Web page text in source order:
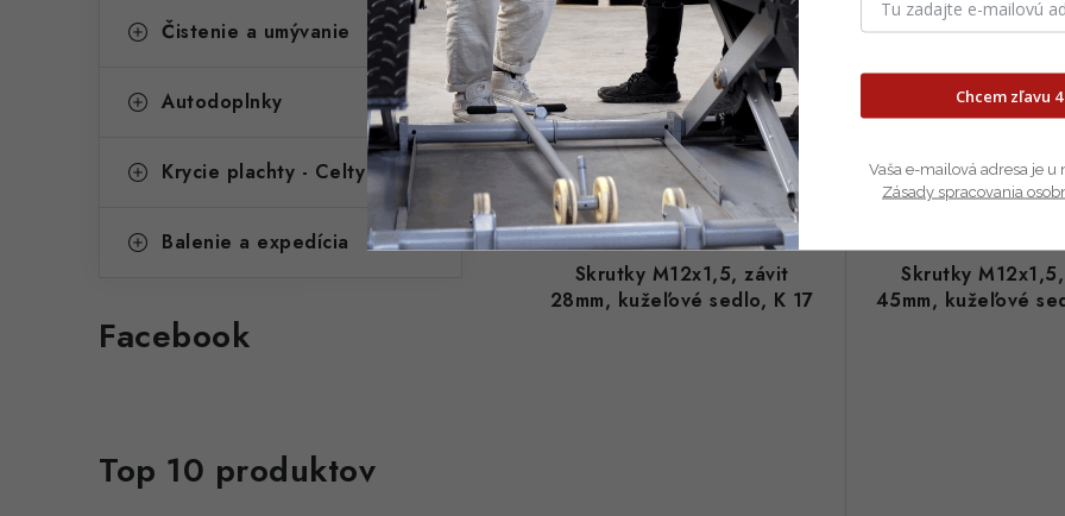
Čistenie a umývanie
Autodoplnky
Krycie plachty - Celty
Balenie a expedícia
Facebook
Top 10 produktov
Skladom
€1,12 bez DPH
€1,38
DO KOŠÍKA
Kód:TT561-5007
€1,07 bez DPH
€1,32
DO
Skrutky M12x1,5, závit
28mm, kužeľové sedlo, K 17
Skrutky
45mm, kužeľové
Chcem zľavu 4
Vaša e-mailová adresa je u
Zásady spracovania